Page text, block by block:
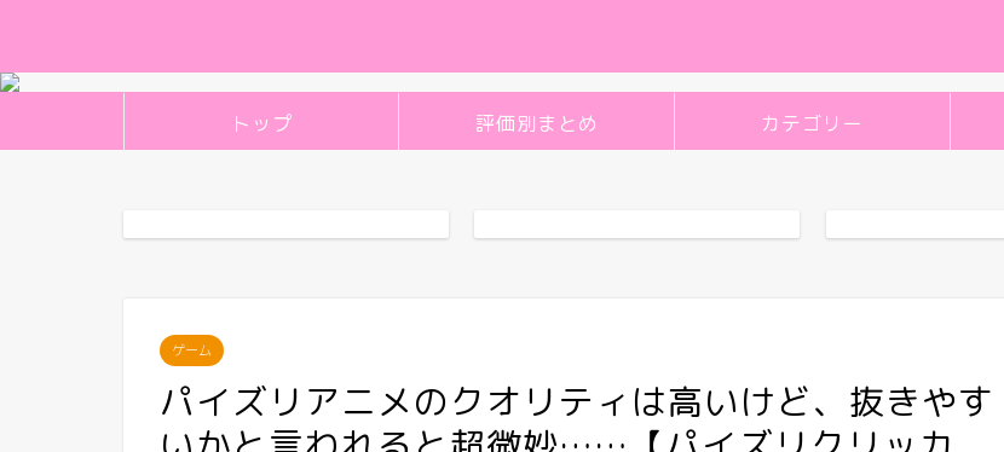
トップ 評価別まとめ カテゴリー
ゲーム
パイズリアニメのクオリティは高いけど、抜きやす